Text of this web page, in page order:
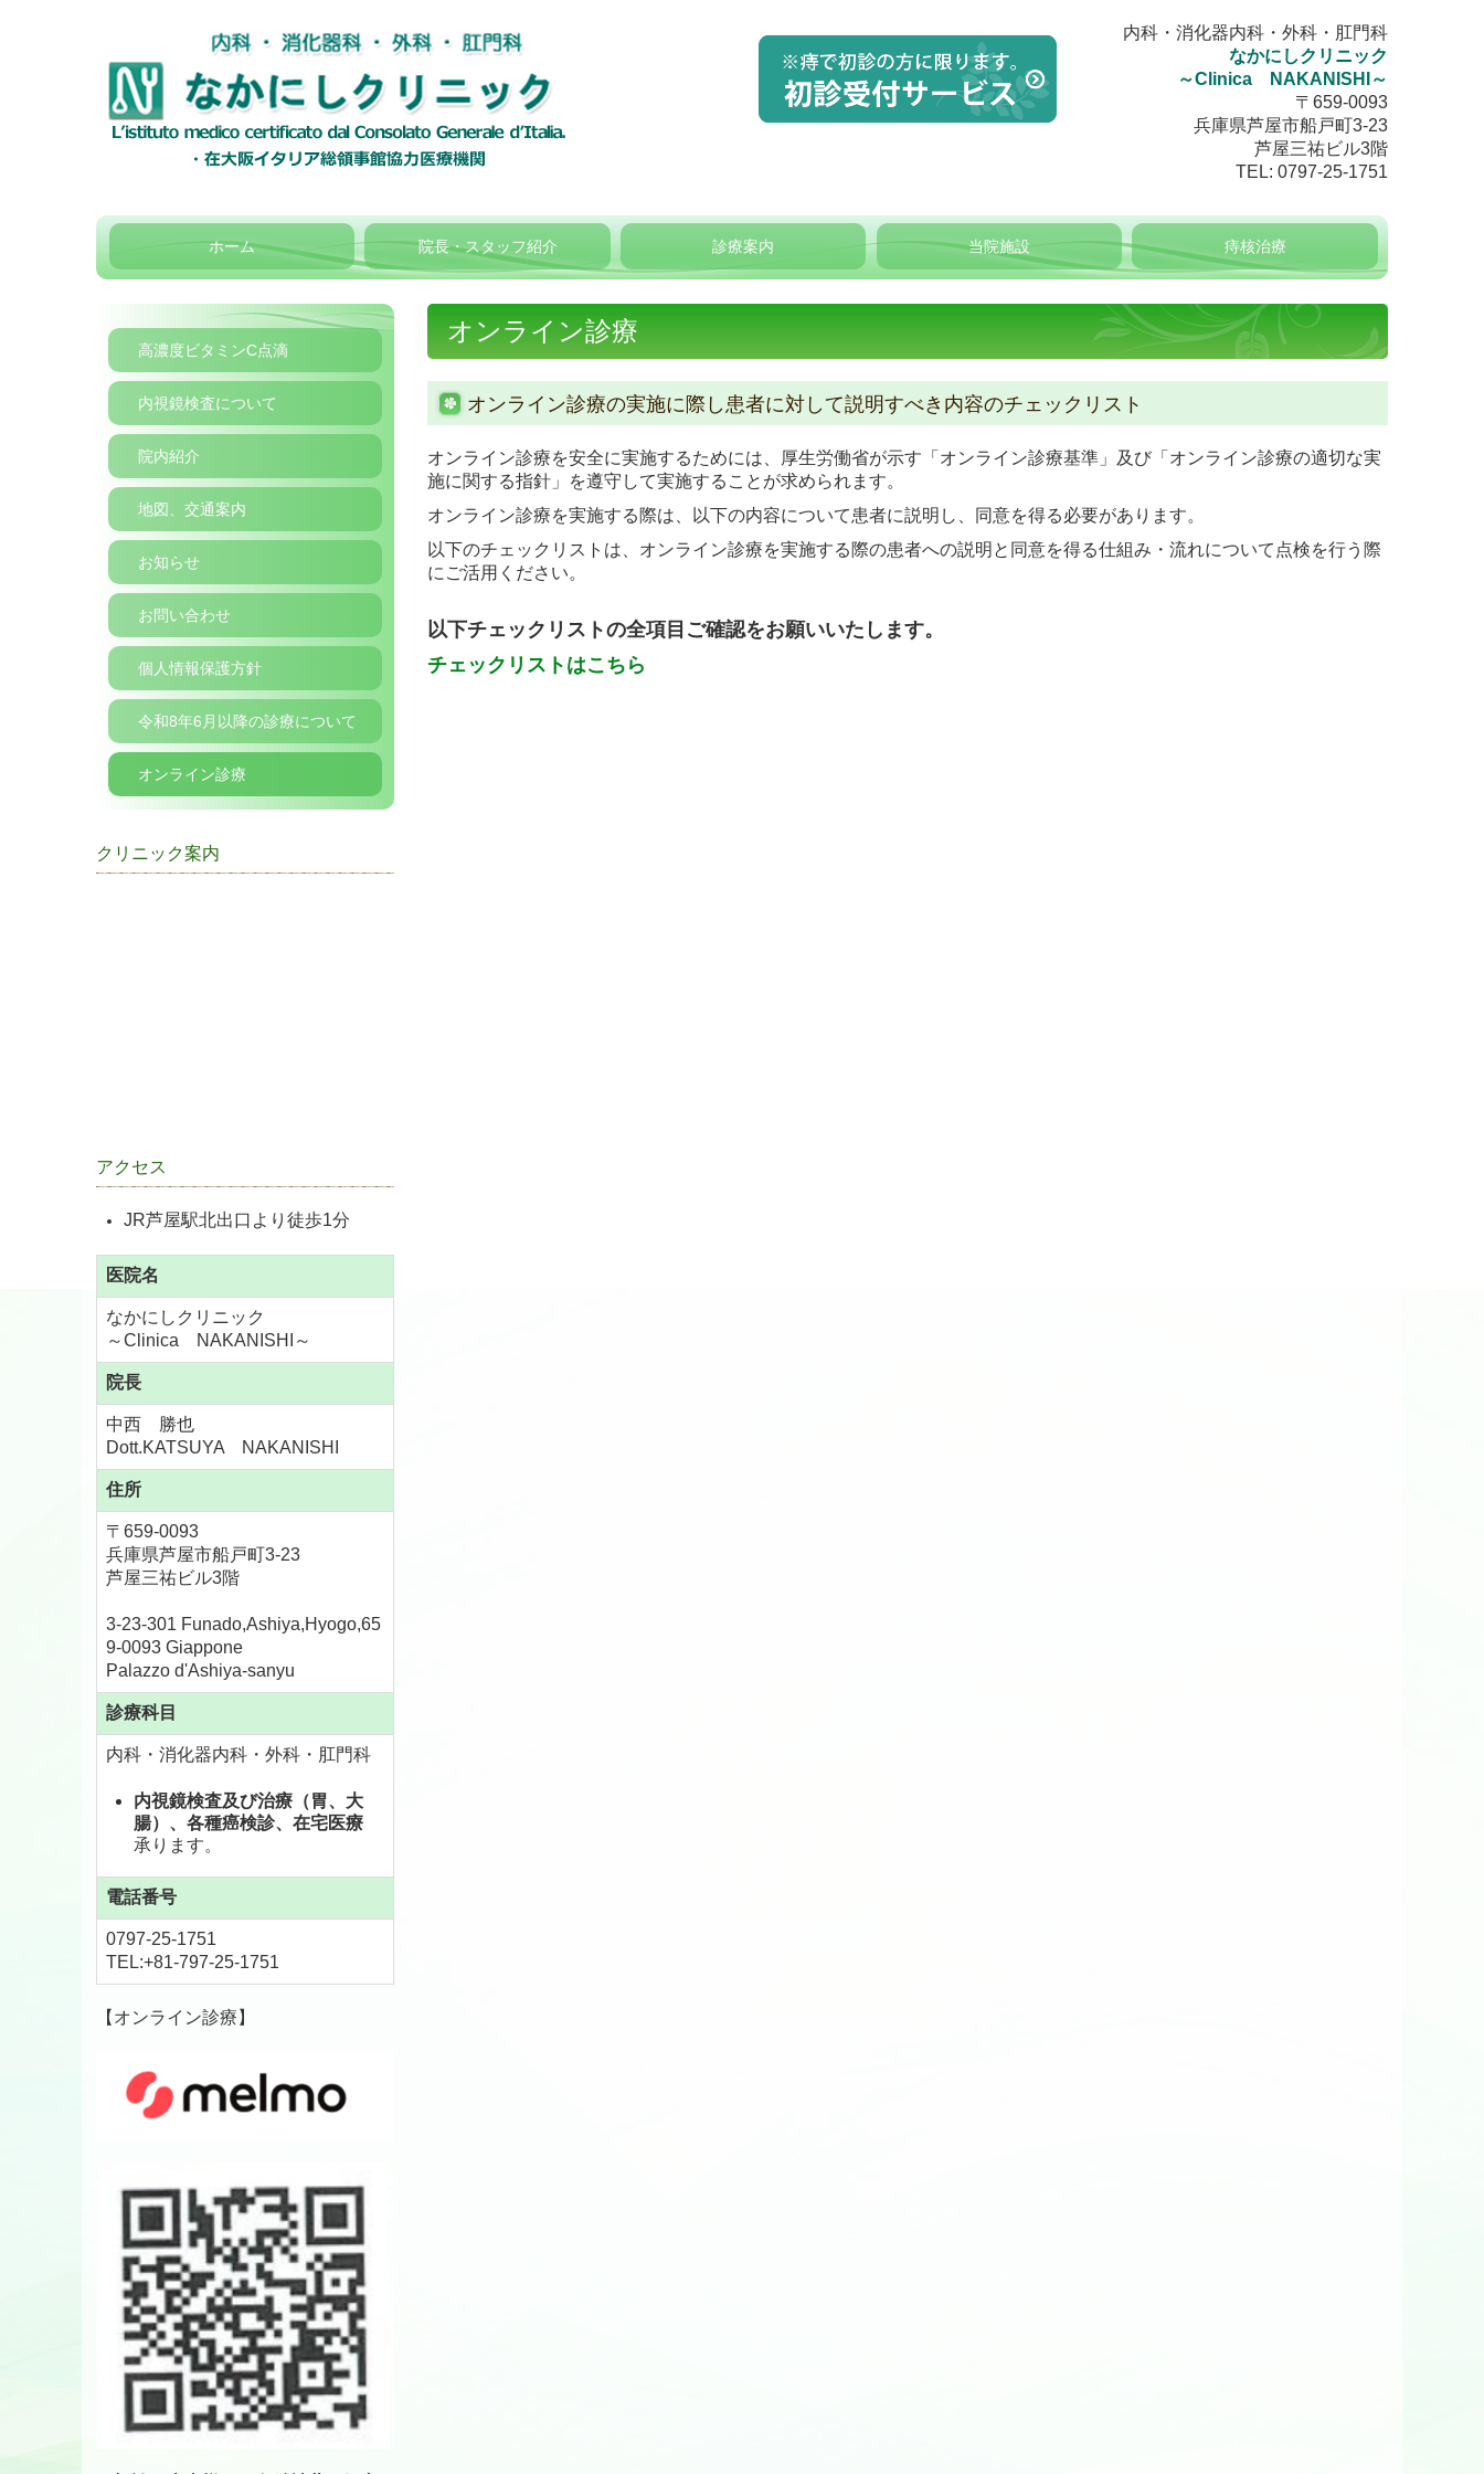
内科・消化器内科・外科・肛門科
なかにしクリニック
～Clinica NAKANISHI～
〒659-0093
兵庫県芦屋市船戸町3-23
芦屋三祐ビル3階
TEL: 0797-25-1751
ホーム 院長・スタッフ紹介 診療案内 当院施設 痔核治療
高濃度ビタミンC点滴
内視鏡検査について
院内紹介
地図、交通案内
お知らせ
お問い合わせ
個人情報保護方針
令和8年6月以降の診療について
オンライン診療
クリニック案内
アクセス
JR芦屋駅北出口より徒歩1分
医院名
なかにしクリニック
～Clinica NAKANISHI～
院長
中西 勝也
Dott.KATSUYA NAKANISHI
住所
〒659-0093
兵庫県芦屋市船戸町3-23
芦屋三祐ビル3階
3-23-301 Funado,Ashiya,Hyogo,65
9-0093 Giappone
Palazzo d'Ashiya-sanyu
診療科目
内科・消化器内科・外科・肛門科
内視鏡検査及び治療（胃、大
腸）、各種癌検診、在宅医療
承ります。
電話番号
0797-25-1751
TEL:+81-797-25-1751
【オンライン診療】
オンライン診療
オンライン診療の実施に際し患者に対して説明すべき内容のチェックリスト
オンライン診療を安全に実施するためには、厚生労働省が示す「オンライン診療基準」及び「オンライン診療の適切な実
施に関する指針」を遵守して実施することが求められます。
オンライン診療を実施する際は、以下の内容について患者に説明し、同意を得る必要があります。
以下のチェックリストは、オンライン診療を実施する際の患者への説明と同意を得る仕組み・流れについて点検を行う 際
にご活用ください。
以下チェックリストの全項目ご確認をお願いいたします。
チェックリストはこちら